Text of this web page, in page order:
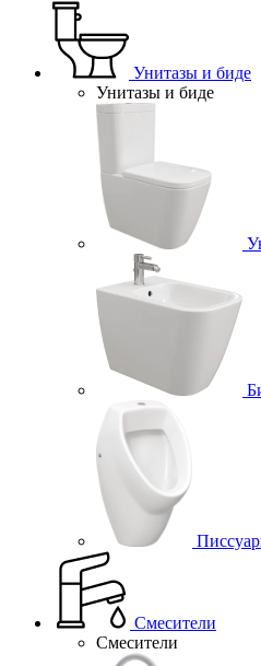
Унитазы и биде
Унитазы и биде
Смесители
Смесители